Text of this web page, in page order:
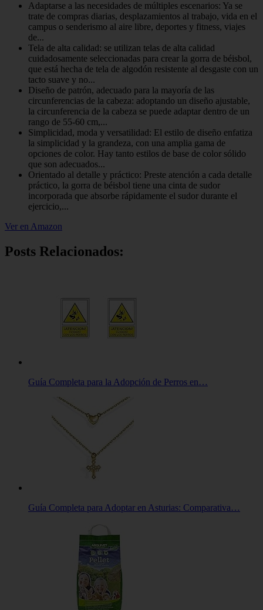
Adaptarse a las necesidades de múltiples escenarios: Ya se
trate de compras diarias, desplazamientos al trabajo, vida en el
campus o senderismo al aire libre, deportes y fitness, viajes
de...
Tela de alta calidad: se utilizan telas de alta calidad
cuidadosamente seleccionadas para crear la gorra de béisbol,
que está hecha de tela de algodón resistente al desgaste con un
tacto suave y no...
Diseño de patrón, adecuado para la mayoría de las
circunferencias de la cabeza: adoptando un diseño ajustable,
la circunferencia de la cabeza se puede adaptar dentro de un
rango de 55-60 cm,...
Simplicidad, moda y versatilidad: El estilo de diseño enfatiza
la simplicidad y la grandeza, con una amplia gama de
opciones de color. Hay tanto estilos de base de color sólido
que son adecuados...
Orientado al detalle y práctico: Preste atención a cada detalle
práctico, la gorra de béisbol tiene una cinta de sudor
incorporada que absorbe rápidamente el sudor durante el
ejercicio,...
Ver en Amazon
Posts Relacionados:
Guía Completa para la Adopción de Perros en…
Guía Completa para Adoptar en Asturias: Comparativa…